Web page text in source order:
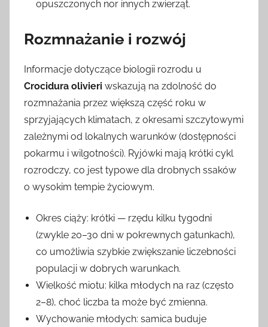
opuszczonych nor innych zwierząt.
Rozmnażanie i rozwój
Informacje dotyczące biologii rozrodu u
Crocidura olivieri wskazują na zdolność do
rozmnażania przez większą część roku w
sprzyjających klimatach, z okresami szczytowymi
zależnymi od lokalnych warunków (dostępności
pokarmu i wilgotności). Ryjówki mają krótki cykl
rozrodczy, co jest typowe dla drobnych ssaków
o wysokim tempie życiowym.
Okres ciąży: krótki — rzędu kilku tygodni
(zwykle 20–30 dni w pokrewnych gatunkach),
co umożliwia szybkie zwiększanie liczebności
populacji w dobrych warunkach.
Wielkość miotu: kilka młodych na raz (często
2–8), choć liczba ta może być zmienna.
Wychowanie młodych: samica buduje